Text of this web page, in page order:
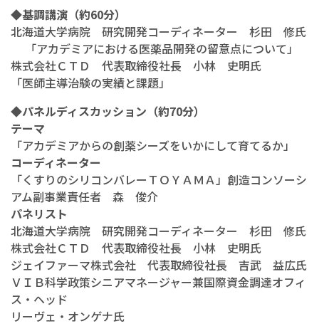
◆基調講演（約60分）
北海道大学病院 研究開発コーディネーター 杉田 修氏
「アカデミアにおける医薬品開発の留意点について」
株式会社ＣＴＤ 代表取締役社長 小林 史明氏
「医師主導治験の実績と課題」
◆パネルディスカッション（約70分）
テーマ
「アカデミアからの創薬シーズをいかにして育てるか」
コーディネーター
「くすりのシリコンバレーＴＯＹＡＭＡ」創造コンソーシ
アム副事業責任者 森 俊介
パネリスト
北海道大学病院 研究開発コーディネーター 杉田 修氏
株式会社ＣＴＤ 代表取締役社長 小林 史明氏
ジェイファーマ株式会社 代表取締役社長 吉武 益広氏
ＶＩＢ科学政策シニアマネージャー兼国際資金調達オフィ
ス・ヘッド
リーヴェ・オンゲナ氏